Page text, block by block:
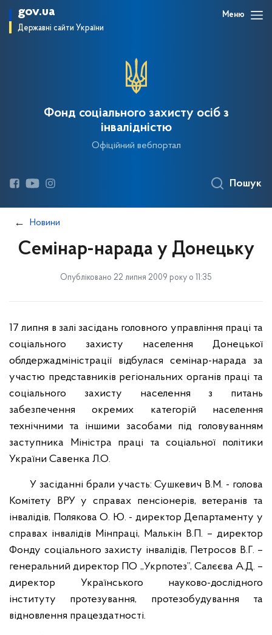
gov.ua
Державні сайти України
Меню
Фонд соціального захисту осіб з
інвалідністю
Офіційний вебпортал
Пошук
Новини
Семінар-нарада у Донецьку
Опубліковано 22 липня 2009 року о 11:35
17 липня в залі засідань головного управління праці та
соціального захисту населення Донецької
облдержадміністрації відбулася семінар-нарада за
участю представників регіональних органів праці та
соціального захисту населенняз питань
забезпечення окремих категорій населення
технічними та іншими засобами під головуванням
заступника Міністра праці та соціальної політики
України Савенка Л.О.
У засіданні брали участь: Сушкевич В.М. - голова
Комітету ВРУ у справах пенсіонерів, ветеранів та
інвалідів, Полякова О. Ю. - директорДепартаменту у
справах інвалідів Мінпраці, Малькін В.П. – директор
Фонду соціального захисту інвалідів, Петросов В.Г. –
генеральний директор ПО „Укрпотез”, Салєєва А.Д. –
директор Українського науково-дослідного
інституту протезування, протезобудування та
відновлення працездатності.